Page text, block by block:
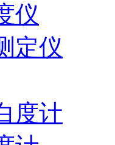
仪
定仪
度计